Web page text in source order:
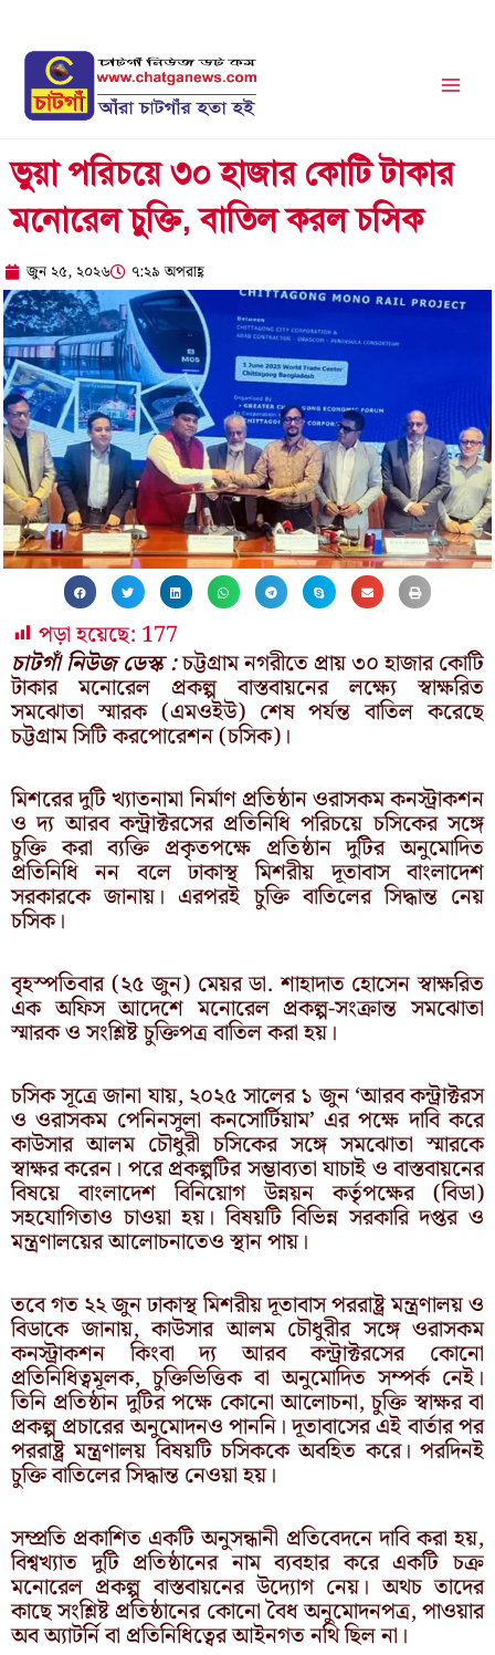
content
ভুয়া পরিচয়ে ৩০ হাজার কোটি টাকার
মনোরেল চুক্তি, বাতিল করল চসিক
জুন ২৫, ২০২৬ ৭:২৯ অপরাহ্ণ
পড়া হয়েছে: 177
চাটগাঁ নিউজ ডেস্ক :চট্টগ্রাম নগরীতে প্রায় ৩০ হাজার কোটি
টাকার মনোরেল প্রকল্প বাস্তবায়নের লক্ষ্যে স্বাক্ষরিত
সমঝোতা স্মারক (এমওইউ) শেষ পর্যন্ত বাতিল করেছে
চট্টগ্রাম সিটি করপোরেশন (চসিক)।
মিশরের দুটি খ্যাতনামা নির্মাণ প্রতিষ্ঠান ওরাসকম কনস্ট্রাকশন
ও দ্য আরব কন্ট্রাক্টরসের প্রতিনিধি পরিচয়ে চসিকের সঙ্গে
চুক্তি করা ব্যক্তি প্রকৃতপক্ষে প্রতিষ্ঠান দুটির অনুমোদিত
প্রতিনিধি নন বলে ঢাকাস্থ মিশরীয় দূতাবাস বাংলাদেশ
সরকারকে জানায়। এরপরই চুক্তি বাতিলের সিদ্ধান্ত নেয়
চসিক।
বৃহস্পতিবার (২৫ জুন) মেয়র ডা. শাহাদাত হোসেন স্বাক্ষরিত
এক অফিস আদেশে মনোরেল প্রকল্প-সংক্রান্ত সমঝোতা
স্মারক ও সংশ্লিষ্ট চুক্তিপত্র বাতিল করা হয়।
চসিক সূত্রে জানা যায়, ২০২৫ সালের ১ জুন ‘আরব কন্ট্রাক্টরস
ও ওরাসকম পেনিনসুলা কনসোর্টিয়াম’ এর পক্ষে দাবি করে
কাউসার আলম চৌধুরী চসিকের সঙ্গে সমঝোতা স্মারকে
স্বাক্ষর করেন। পরে প্রকল্পটির সম্ভাব্যতা যাচাই ও বাস্তবায়নের
বিষয়ে বাংলাদেশ বিনিয়োগ উন্নয়ন কর্তৃপক্ষের (বিডা)
সহযোগিতাও চাওয়া হয়। বিষয়টি বিভিন্ন সরকারি দপ্তর ও
মন্ত্রণালয়ের আলোচনাতেও স্থান পায়।
তবে গত ২২ জুন ঢাকাস্থ মিশরীয় দূতাবাস পররাষ্ট্র মন্ত্রণালয় ও
বিডাকে জানায়, কাউসার আলম চৌধুরীর সঙ্গে ওরাসকম
কনস্ট্রাকশন কিংবা দ্য আরব কন্ট্রাক্টরসের কোনো
প্রতিনিধিত্বমূলক, চুক্তিভিত্তিক বা অনুমোদিত সম্পর্ক নেই।
তিনি প্রতিষ্ঠান দুটির পক্ষে কোনো আলোচনা, চুক্তি স্বাক্ষর বা
প্রকল্প প্রচারের অনুমোদনও পাননি। দূতাবাসের এই বার্তার পর
পররাষ্ট্র মন্ত্রণালয় বিষয়টি চসিককে অবহিত করে। পরদিনই
চুক্তি বাতিলের সিদ্ধান্ত নেওয়া হয়।
সম্প্রতি প্রকাশিত একটি অনুসন্ধানী প্রতিবেদনে দাবি করা হয়,
বিশ্বখ্যাত দুটি প্রতিষ্ঠানের নাম ব্যবহার করে একটি চক্র
মনোরেল প্রকল্প বাস্তবায়নের উদ্যোগ নেয়। অথচ তাদের
কাছে সংশ্লিষ্ট প্রতিষ্ঠানের কোনো বৈধ অনুমোদনপত্র, পাওয়ার
অব অ্যাটর্নি বা প্রতিনিধিত্বের আইনগত নথি ছিল না।